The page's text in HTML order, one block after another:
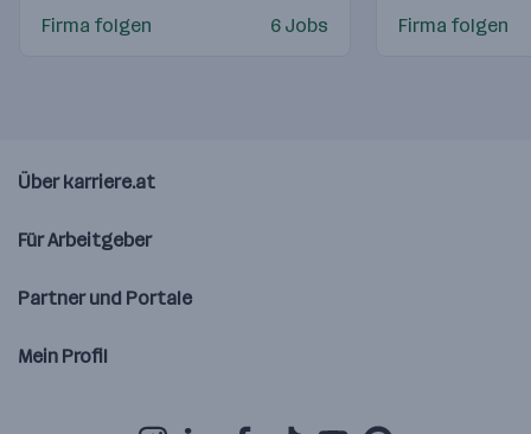
Firma folgen 6 Jobs Firma folgen
Über karriere.at
Für Arbeitgeber
Partner und Portale
Mein Profil